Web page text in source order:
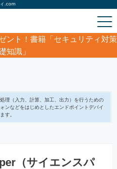
.com
ント！書籍「セキュリティ対策
知識」
コンピュータシステム
理（入力、計算、加工、出力）を行うための
ンなどをはじめとしたエンドポイントデバイ
す。
（サイエンスパ